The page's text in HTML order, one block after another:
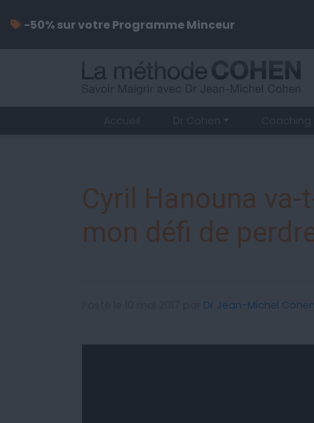
Cyril Hanouna va-
mon défi de
Dr Jean-Michel
-50% sur votre Programme Minceur